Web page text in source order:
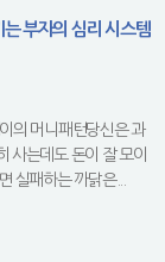
부자의 심리 시스템
의 머니패턴당신은 과
사는데도 돈이 잘 모이
실패하는 까닭은...